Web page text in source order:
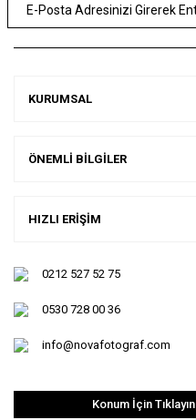
KURUMSAL
ÖNEMLİ BİLGİLER
HIZLI ERİŞİM
0212 527 52 75
0530 728 00 36
info@novafotograf.com
Konum İçin Tıklayın